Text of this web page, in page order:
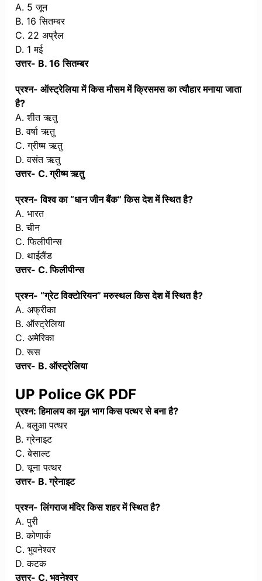
A. 5 जून
B. 16 सितम्बर
C. 22 अप्रैल
D. 1 मई
उत्तर- B. 16 सितम्बर
प्रश्न- ऑस्ट्रेलिया में किस मौसम में क्रिसमस का त्यौहार मनाया जाता
है?
A. शीत ऋतु
B. वर्षा ऋतु
C. ग्रीष्म ऋतु
D. वसंत ऋतु
उत्तर- C. ग्रीष्म ऋतु
प्रश्न- विश्व का “धान जीन बैंक” किस देश में स्थित है?
A. भारत
B. चीन
C. फिलीपीन्स
D. थाईलैंड
उत्तर- C. फिलीपीन्स
प्रश्न- “ग्रेट विक्टोरियन” मरुस्थल किस देश में स्थित है?
A. अफ्रीका
B. ऑस्ट्रेलिया
C. अमेरिका
D. रूस
उत्तर- B. ऑस्ट्रेलिया
UP Police GK PDF
प्रश्न: हिमालय का मूल भाग किस पत्थर से बना है?
A. बलुआ पत्थर
B. ग्रेनाइट
C. बेसाल्ट
D. चूना पत्थर
उत्तर- B. ग्रेनाइट
प्रश्न- लिंगराज मंदिर किस शहर में स्थित है?
A. पुरी
B. कोणार्क
C. भुवनेश्वर
D. कटक
उत्तर- C. भुवनेश्वर